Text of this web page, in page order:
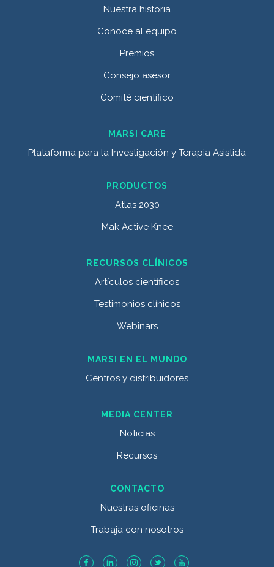
Nuestra historia
Conoce al equipo
Premios
Consejo asesor
Comité científico
MARSI CARE
Plataforma para la Investigación y Terapia Asistida
PRODUCTOS
Atlas 2030
Mak Active Knee
RECURSOS CLÍNICOS
Artículos científicos
Testimonios clínicos
Webinars
MARSI EN EL MUNDO
Centros y distribuidores
MEDIA CENTER
Noticias
Recursos
CONTACTO
Nuestras oficinas
Trabaja con nosotros